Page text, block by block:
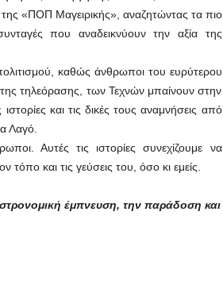
«ΠΟΠ Μαγειρικής», αναζητώντας τα πιο
που αναδεικνύουν την αξία της
καθώς άνθρωποι του ευρύτερου
τηλεόρασης, των Τεχνών μπαίνουν στην
και τις δικές τους αναμνήσεις από
Λαγό.
Αυτές τις ιστορίες συνεχίζουμε να
και τις γεύσεις του, όσο κι εμείς.
έμπνευση, την παράδοση και